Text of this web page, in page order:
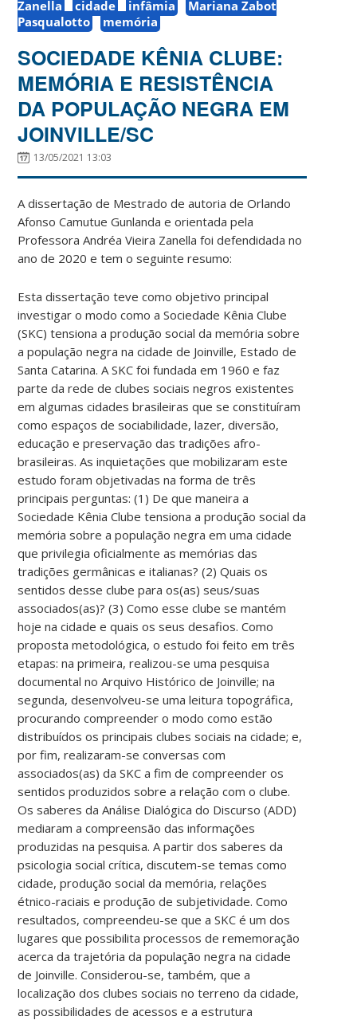
Zanella cidade infâmia
Mariana Zabot
Pasqualotto
memória
SOCIEDADE KÊNIA CLUBE:
MEMÓRIA E RESISTÊNCIA
DA POPULAÇÃO NEGRA EM
JOINVILLE/SC
13/05/2021 13:03
A dissertação de Mestrado de autoria de Orlando
Afonso Camutue Gunlanda e orientada pela
Professora Andréa Vieira Zanella foi defendidada no
ano de 2020 e tem o seguinte resumo:
Esta dissertação teve como objetivo principal
investigar o modo como a Sociedade Kênia Clube
(SKC) tensiona a produção social da memória sobre
a população negra na cidade de Joinville, Estado de
Santa Catarina. A SKC foi fundada em 1960 e faz
parte da rede de clubes sociais negros existentes
em algumas cidades brasileiras que se constituíram
como espaços de sociabilidade, lazer, diversão,
educação e preservação das tradições afro-
brasileiras. As inquietações que mobilizaram este
estudo foram objetivadas na forma de três
principais perguntas: (1) De que maneira a
Sociedade Kênia Clube tensiona a produção social da
memória sobre a população negra em uma cidade
que privilegia oficialmente as memórias das
tradições germânicas e italianas? (2) Quais os
sentidos desse clube para os(as) seus/suas
associados(as)? (3) Como esse clube se mantém
hoje na cidade e quais os seus desafios. Como
proposta metodológica, o estudo foi feito em três
etapas: na primeira, realizou-se uma pesquisa
documental no Arquivo Histórico de Joinville; na
segunda, desenvolveu-se uma leitura topográfica,
procurando compreender o modo como estão
distribuídos os principais clubes sociais na cidade; e,
por fim, realizaram-se conversas com
associados(as) da SKC a fim de compreender os
sentidos produzidos sobre a relação com o clube.
Os saberes da Análise Dialógica do Discurso (ADD)
mediaram a compreensão das informações
produzidas na pesquisa. A partir dos saberes da
psicologia social crítica, discutem-se temas como
cidade, produção social da memória, relações
étnico-raciais e produção de subjetividade. Como
resultados, compreendeu-se que a SKC é um dos
lugares que possibilita processos de rememoração
acerca da trajetória da população negra na cidade
de Joinville. Considerou-se, também, que a
localização dos clubes sociais no terreno da cidade,
as possibilidades de acessos e a estrutura